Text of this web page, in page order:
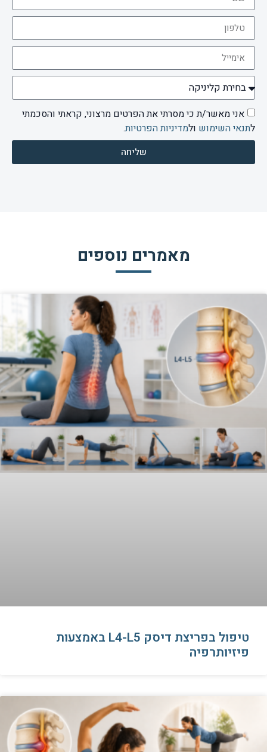
אני מאשר/ת כי מסרתי את הפרטים מרצוני, קראתי והסכמתי
לתנאי השימוש ולמדיניות הפרטיות.
שליחה
מאמרים נוספים
טיפול בפריצת דיסק L4-L5 באמצעות
פיזיותרפיה